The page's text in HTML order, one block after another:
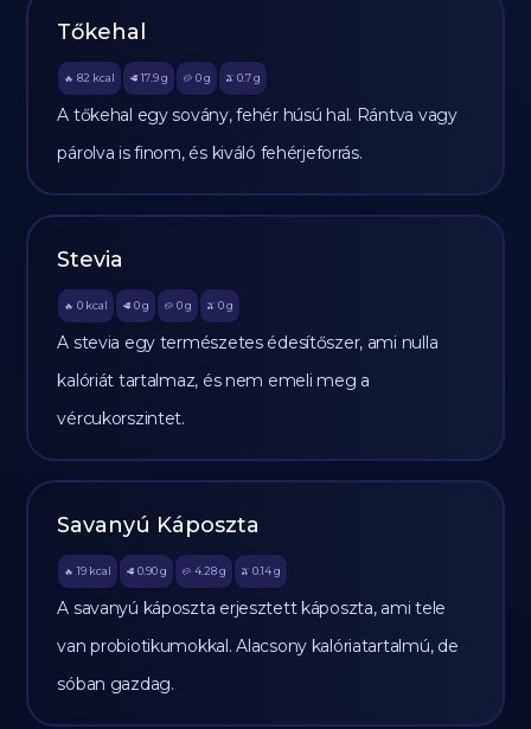
Tőkehal
🔥 82 kcal 🥩 17.9 g 🥔 0g 🫒 0.7 g
A tőkehal egy sovány, fehér húsú hal. Rántva vagy
párolva is finom, és kiváló fehérjeforrás.
Stevia
🔥 0 kcal 🥩 0 g 🥔 0g 🫒 0 g
A stevia egy természetes édesítőszer, ami nulla
kalóriát tartalmaz, és nem emeli meg a
vércukorszintet.
Savanyú Káposzta
🔥 19 kcal 🥩 0.90 g 🥔 4.28g 🫒 0.14 g
A savanyú káposzta erjesztett káposzta, ami tele
van probiotikumokkal. Alacsony kalóriatartalmú, de
sóban gazdag.